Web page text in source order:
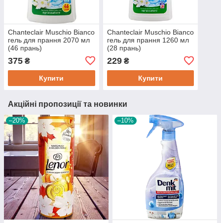
Chanteclair Muschio Bianco
гель для прання 2070 мл
(46 прань)
375 ₴
Купити
Chanteclair Muschio Bianco
гель для прання 1260 мл
(28 прань)
229₴
Купити
Акційні пропозиції та новинки
–20% –10%